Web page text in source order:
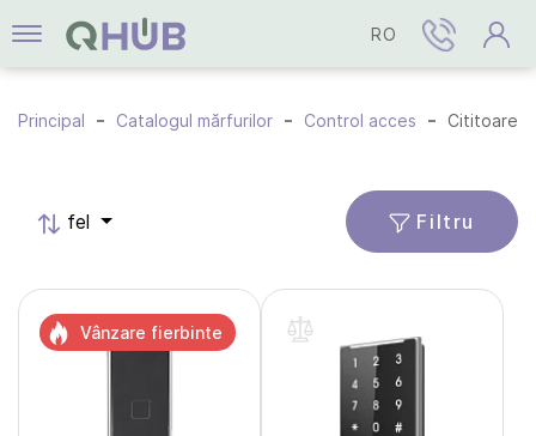
RO
Principal Catalogul mărfurilor Control acces Cititoare
fel Filtru
Vânzare fierbinte